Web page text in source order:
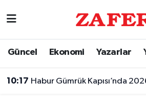
Güncel Ekonomi Yazarlar
10:17 Habur Gümrük Kapısı’nda 2026’nın
Nöbetçi Eczaneler